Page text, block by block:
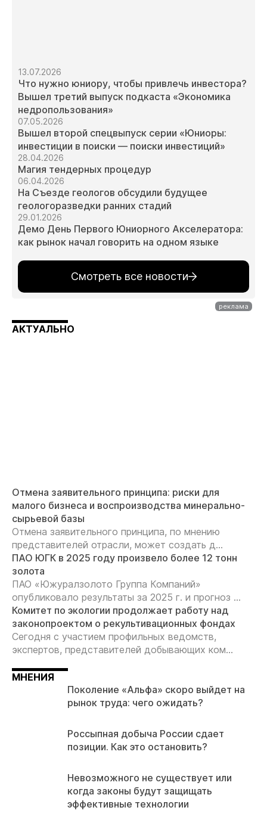
13.07.2026
Что нужно юниору, чтобы привлечь инвестора?
Вышел третий выпуск подкаста «Экономика
недропользования»
07.05.2026
Вышел второй спецвыпуск серии «Юниоры:
инвестиции в поиски — поиски инвестиций»
28.04.2026
Магия тендерных процедур
06.04.2026
На Съезде геологов обсудили будущее
геологоразведки ранних стадий
29.01.2026
Демо День Первого Юниорного Акселератора:
как рынок начал говорить на одном языке
Смотреть все новости
АКТУАЛЬНО
Отмена заявительного принципа: риски для
малого бизнеса и воспроизводства минерально-
сырьевой базы
Отмена заявительного принципа, по мнению
представителей отрасли, может создать д...
ПАО ЮГК в 2025 году произвело более 12 тонн
золота
ПАО «Южуралзолото Группа Компаний»
опубликовало результаты за 2025 г. и прогноз ...
Комитет по экологии продолжает работу над
законопроектом о рекультивационных фондах
Сегодня с участием профильных ведомств,
экспертов, представителей добывающих ком...
МНЕНИЯ
Поколение «Альфа» скоро выйдет на
рынок труда: чего ожидать?
Россыпная добыча России сдает
позиции. Как это остановить?
Невозможного не существует или
когда законы будут защищать
эффективные технологии